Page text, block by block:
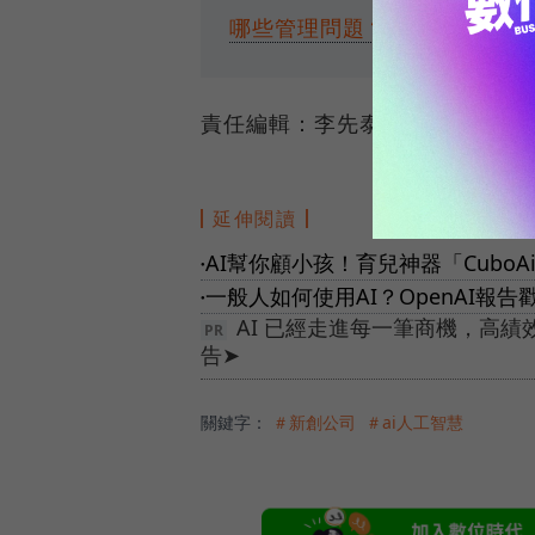
哪些管理問題？
責任編輯：李先泰
延伸閱讀
●AI幫你顧小孩！育兒神器「
● 一般人如何使用AI？OpenAI報告
AI 已經走進每一筆商機，高績
告➤
關鍵字： ＃新創公司 ＃ai人工智慧